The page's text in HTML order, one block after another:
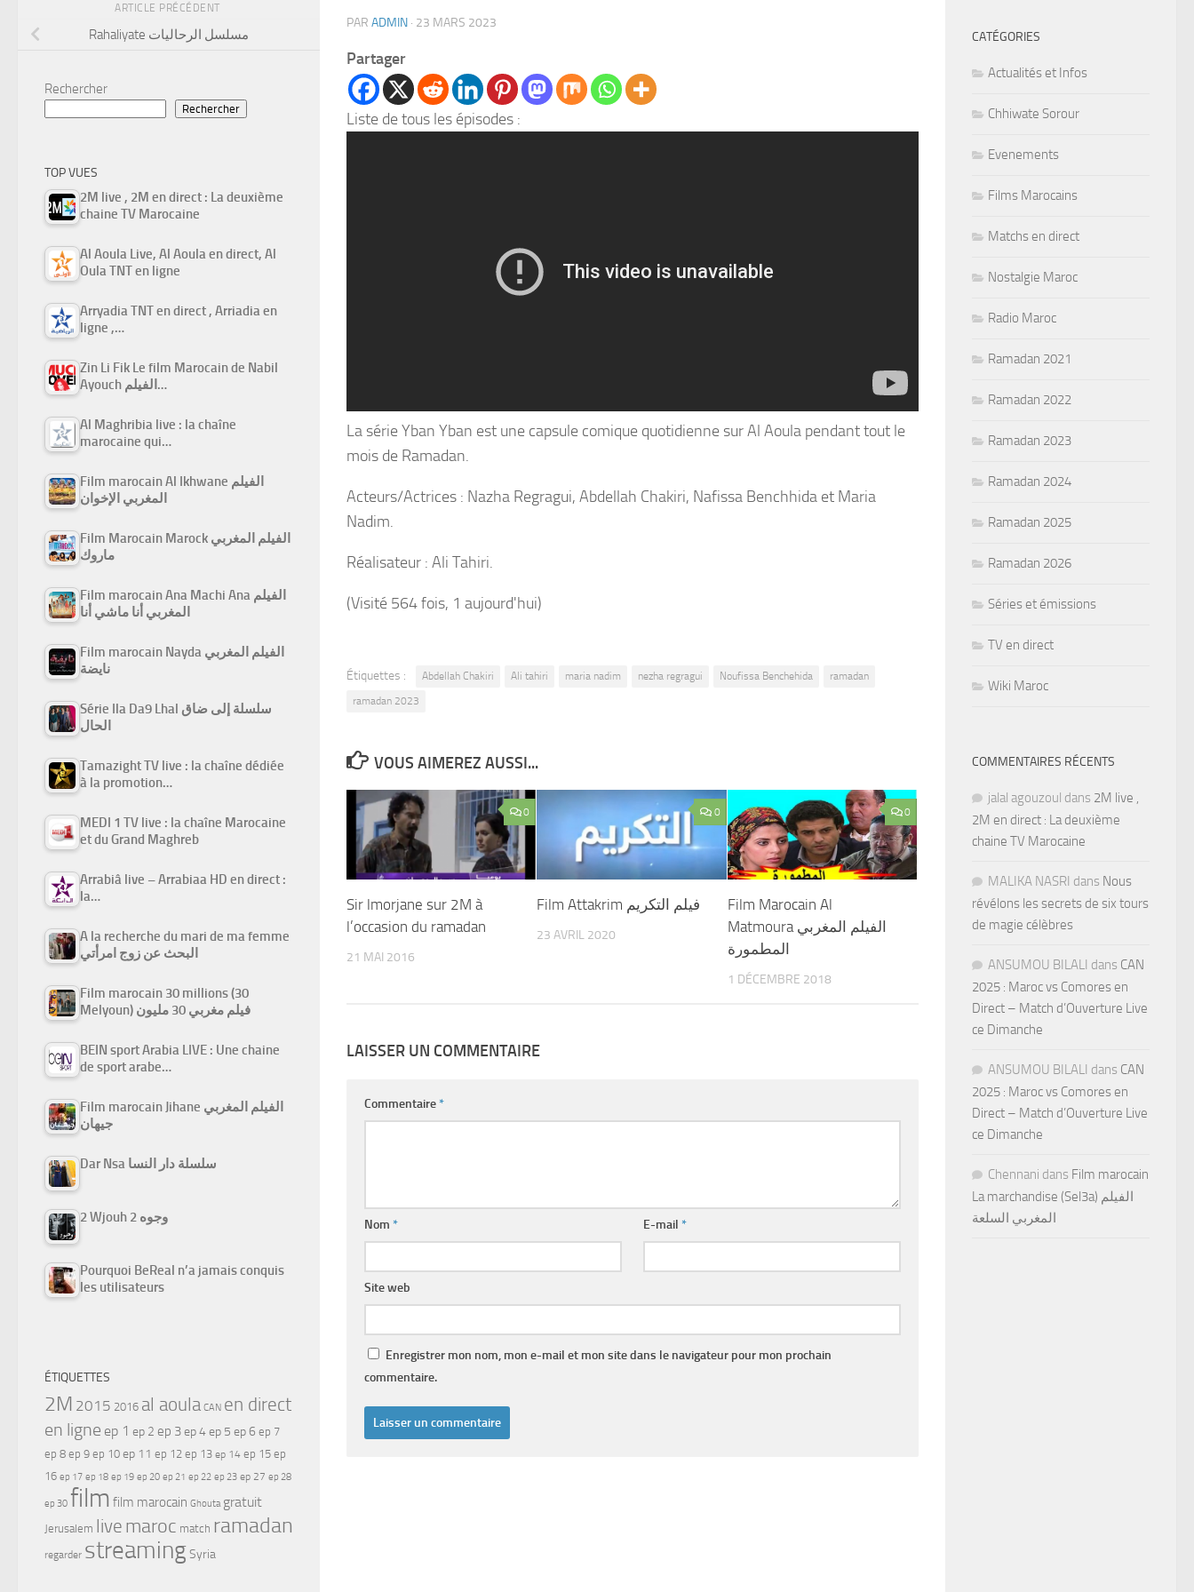
PAR ADMIN · 23 MARS 2023
Partager
Liste de tous les épisodes :
La série Yban Yban est une capsule comique quotidienne sur Al Aoula pendant tout le
mois de Ramadan.
Acteurs/Actrices : Nazha Regragui, Abdellah Chakiri, Nafissa Benchhida et Maria
Nadim.
Réalisateur : Ali Tahiri.
(Visité 564 fois, 1 aujourd'hui)
Étiquettes : Abdellah Chakiri Ali tahiri maria nadim nezha regragui Noufissa Benchehida
ramadan
ramadan 2023
VOUS AIMEREZ AUSSI...
0
Sir lmorjane sur 2M à
l’occasion du ramadan
21 MAI 2016
0
Film Attakrim فيلم التكريم
23 AVRIL 2020
0
Film Marocain Al
Matmoura الفيلم المغربي
المطمورة
1 DÉCEMBRE 2018
LAISSER UN COMMENTAIRE
Commentaire*
Nom * E-mail*
Site web
Enregistrer mon nom, mon e-mail et mon site dans le navigateur pour mon prochain
commentaire.
ARTICLE PRÉCÉDENT
Rahaliyate مسلسل الرحاليات
Rechercher
Rechercher
TOP VUES
2M live , 2M en direct : La deuxième
chaine TV Marocaine
Al Aoula Live, Al Aoula en direct, Al
Oula TNT en ligne
Arryadia TNT en direct , Arriadia en
ligne ,…
Zin Li Fik Le film Marocain de Nabil
Ayouch الفيلم…
Al Maghribia live : la chaîne
marocaine qui…
Film marocain Al Ikhwane الفيلم
المغربي الإخوان
Film Marocain Marock الفيلم المغربي
ماروك
Film marocain Ana Machi Ana الفيلم
المغربي أنا ماشي أنا
Film marocain Nayda الفيلم المغربي
نايضة
Série Ila Da9 Lhal سلسلة إلى ضاق
الحال
Tamazight TV live : la chaîne dédiée
à la promotion…
MEDI 1 TV live : la chaîne Marocaine
et du Grand Maghreb
Arrabiâ live – Arrabiaa HD en direct :
la…
A la recherche du mari de ma femme
البحث عن زوج امرأتي
Film marocain 30 millions (30
Melyoun) فيلم مغربي 30 مليون
BEIN sport Arabia LIVE : Une chaine
de sport arabe…
Film marocain Jihane الفيلم المغربي
جيهان
Dar Nsa سلسلة دار النسا
2 Wjouh 2 وجوه
Pourquoi BeReal n’a jamais conquis
les utilisateurs
ÉTIQUETTES
2M 2015 2016 al aoula CAN en direct
en ligne ep 1 ep 2 ep 3ep 4ep 5 ep 6 ep 7
ep 8 ep 9 ep 10 ep 11 ep 12 ep 13 ep 14 ep 15 ep
16 ep 17 ep 18 ep 19 ep 20 ep 21 ep 22 ep 23 ep 27 ep 28
ep 30 film film marocain Ghouta gratuit
Jerusalem live maroc match ramadan
regarder streamingSyria
CATÉGORIES
Actualités et Infos
Chhiwate Sorour
Evenements
Films Marocains
Matchs en direct
Nostalgie Maroc
Radio Maroc
Ramadan 2021
Ramadan 2022
Ramadan 2023
Ramadan 2024
Ramadan 2025
Ramadan 2026
Séries et émissions
TV en direct
Wiki Maroc
COMMENTAIRES RÉCENTS
jalal agouzoul dans 2M live ,
2M en direct : La deuxième
chaine TV Marocaine
MALIKA NASRI dans Nous
révélons les secrets de six tours
de magie célèbres
ANSUMOU BILALI dans CAN
2025 : Maroc vs Comores en
Direct – Match d’Ouverture Live
ce Dimanche
ANSUMOU BILALI dans CAN
2025 : Maroc vs Comores en
Direct – Match d’Ouverture Live
ce Dimanche
Chennani dans Film marocain
La marchandise (Sel3a) الفيلم
المغربي السلعة